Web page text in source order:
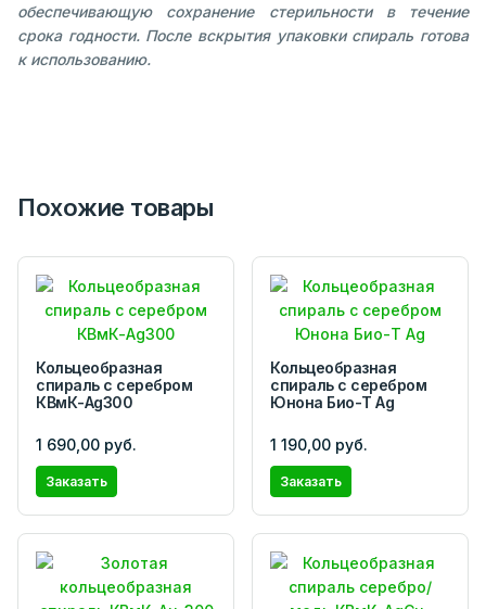
обеспечивающую сохранение стерильности в течение
срока годности. После вскрытия упаковки спираль готова
к использованию.
Похожие товары
Кольцеобразная
спираль с серебром
КВмК-Ag300
1 690,00 руб.
Заказать
Кольцеобразная
спираль с серебром
Юнона Био-Т Ag
1 190,00 руб.
Заказать